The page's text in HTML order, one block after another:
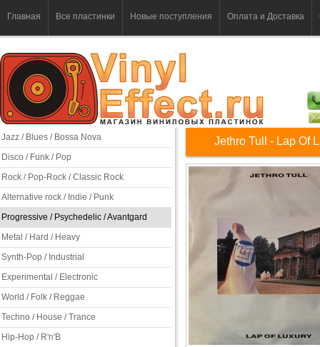
Главная Все пластинки Новые поступления Оплата и Доставка
Jazz / Blues / Bossa Nova
Disco / Funk / Pop
Rock / Pop-Rock / Classic Rock
Alternative rock / Indie / Punk
Progressive / Psychedelic / Avantgard
Metal / Hard / Heavy
Synth-Pop / Industrial
Experimental / Electronic
World / Folk / Reggae
Techno / House / Trance
Hip-Hop / R'n'B
Jethro Tull - Lap Of